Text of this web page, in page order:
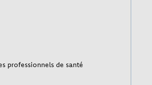
professionnels de santé